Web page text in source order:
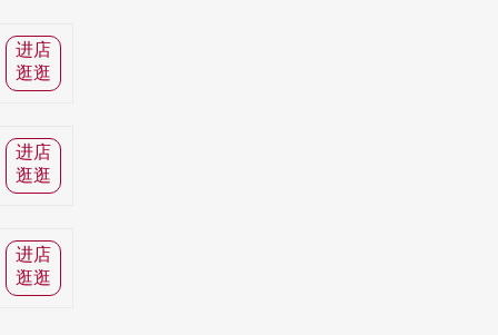
进店
逛逛
进店
逛逛
进店
逛逛